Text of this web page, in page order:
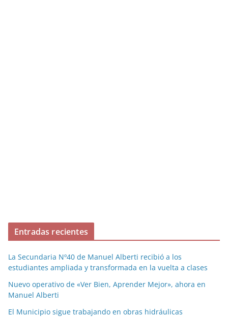
Entradas recientes
La Secundaria Nº40 de Manuel Alberti recibió a los
estudiantes ampliada y transformada en la vuelta a clases
Nuevo operativo de «Ver Bien, Aprender Mejor», ahora en
Manuel Alberti
El Municipio sigue trabajando en obras hidráulicas